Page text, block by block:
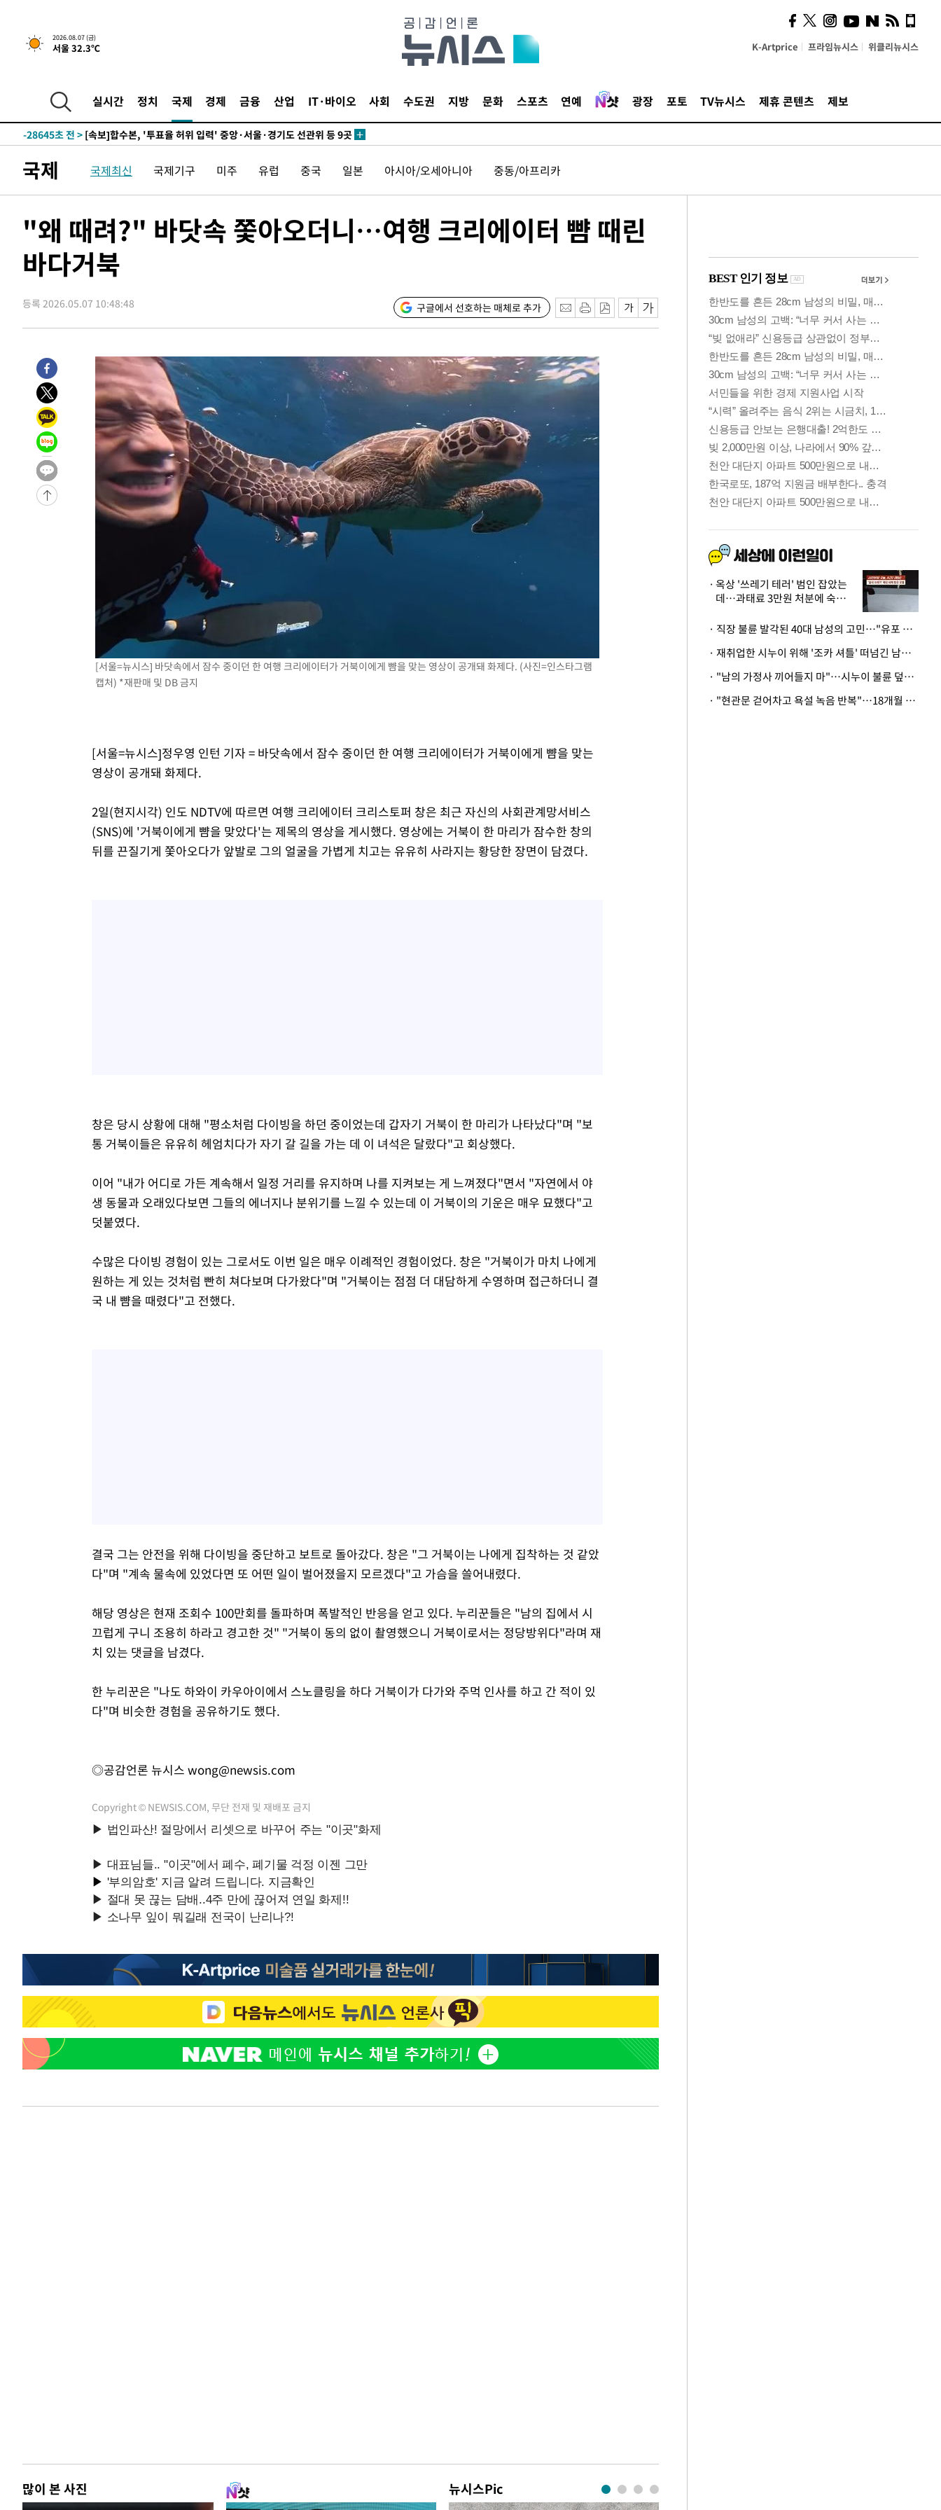
2026.08.07 (금)
서울 32.3℃ K-Artprice 프라임뉴시스 위클리뉴시스
실시간 정치 국제 경제 금융 산업 IT·바이오 사회 수도권 지방 문화 스포츠 연예 광장 포토 TV뉴시스 제휴 콘텐츠 제보
-14143초 전 >[속보] 뉴욕증시, 일제 하락 마감…나스닥 0.06%↓
-31807초 전 >민주 콩고 에볼라환자 4천명 돌파, 4053명 발생 1850명 사망
-30251초 전 >
"미 전국적 살모네라 식중독 원인은 멕시코산 할라피뇨"-- CDC
-28764초 전 >
-28645초 전 > [속보]합수본, '투표율 허위 입력' 중앙·서울·경기도 선관위 등 9곳
-28196초 전 >
[속보]삼성전자·SK하이닉스 동반 강보합…1%대 상승 출발
-28182초 전 >[속보]코스닥, 5.95포인트(0.74%) 상승한 807.62개장
-25315초 전 > 시리아 다마스쿠스 교외에서 미니버스 폭발.. 14명 부상, 3명은 중
-24613초 전 >입추에도 극한더위…서울 낮 39도 '폭염중대경보'
-19577초 전 > 이란, 호르무즈서 "적국 목표물들"과 대치로 남부 케슘섬에서 두차
발효
-16443초 전 >[속보]트럼프, 美 원정출산 금지 행정명령 서명
-14143초 전 >[속보] 뉴욕증시, 일제 하락 마감…나스닥 0.06%↓
-31057초 전 >
[속보]'300억원대 사기 혐의' 차가원 대표 구속 송치
-30251초 전 >
"미 전국적 살모네라 식중독 원인은 멕시코산 할라피뇨"-- CDC
-28764초 전 >
[속보]경찰·노동부, HL만도 평택사업장 끼임 사망 관련 압수수색
-28645초 전 >
[속보]합수본, '투표율 허위 입력' 중앙·서울·경기도 선관위 등 9곳
압수수색
-28400초 전 >
[속보]원·달러 환율, 오전 9시 1423.8원
-28196초 전 >
[속보]삼성전자·SK하이닉스 동반 강보합…1%대 상승 출발
-28182초 전 >
[속보]코스닥, 5.95포인트(0.74%) 상승한 807.62개장
-28150초 전 >
[속보]코스피, 6300선 재탈환…1.09% 오른 6365.07 개장
시리아 다마스쿠스 교외에서 미니버스 폭발.. 14명 부상, 3명은 중
입추에도 극한더위…서울 낮 39도 '폭염중대경보'
이란, 호르무즈서 "적국 목표물들"과 대치로 남부 케슘섬에서 두차
[속보]美, 폴리실리콘 수입 규제…파생제품 15% 관세, 120일 후
[속보]트럼프, 美 원정출산 금지 행정명령 서명
[속보] 뉴욕증시, 일제 하락 마감…나스닥 0.06%↓
국제 국제최신 국제기구 미주 유럽 중국 일본 아시아/오세아니아 중동/아프리카
"왜 때려?" 바닷속 쫓아오더니…여행 크리에이터 뺨 때린
바다거북
등록 2026.05.07 10:48:48 구글에서 선호하는 매체로 추가
[서울=뉴시스] 바닷속에서 잠수 중이던 한 여행 크리에이터가 거북이에게 뺨을 맞는 영상이 공개돼 화제다. (사진=인스타그램
캡처) *재판매 및 DB 금지
[서울=뉴시스]정우영 인턴 기자 = 바닷속에서 잠수 중이던 한 여행 크리에이터가 거북이에게 뺨을 맞는
영상이 공개돼 화제다.
2일(현지시각) 인도 NDTV에 따르면 여행 크리에이터 크리스토퍼 창은 최근 자신의 사회관계망서비스
(SNS)에 '거북이에게 뺨을 맞았다'는 제목의 영상을 게시했다. 영상에는 거북이 한 마리가 잠수한 창의
뒤를 끈질기게 쫓아오다가 앞발로 그의 얼굴을 가볍게 치고는 유유히 사라지는 황당한 장면이 담겼다.
창은 당시 상황에 대해 "평소처럼 다이빙을 하던 중이었는데 갑자기 거북이 한 마리가 나타났다"며 "보
통 거북이들은 유유히 헤엄치다가 자기 갈 길을 가는 데 이 녀석은 달랐다"고 회상했다.
이어 "내가 어디로 가든 계속해서 일정 거리를 유지하며 나를 지켜보는 게 느껴졌다"면서 "자연에서 야
생 동물과 오래있다보면 그들의 에너지나 분위기를 느낄 수 있는데 이 거북이의 기운은 매우 묘했다"고
덧붙였다.
수많은 다이빙 경험이 있는 그로서도 이번 일은 매우 이례적인 경험이었다. 창은 "거북이가 마치 나에게
원하는 게 있는 것처럼 빤히 쳐다보며 다가왔다"며 "거북이는 점점 더 대담하게 수영하며 접근하더니 결
국 내 뺨을 때렸다"고 전했다.
결국 그는 안전을 위해 다이빙을 중단하고 보트로 돌아갔다. 창은 "그 거북이는 나에게 집착하는 것 같았
다"며 "계속 물속에 있었다면 또 어떤 일이 벌어졌을지 모르겠다"고 가슴을 쓸어내렸다.
해당 영상은 현재 조회수 100만회를 돌파하며 폭발적인 반응을 얻고 있다. 누리꾼들은 "남의 집에서 시
끄럽게 구니 조용히 하라고 경고한 것" "거북이 동의 없이 촬영했으니 거북이로서는 정당방위다"라며 재
치 있는 댓글을 남겼다.
한 누리꾼은 "나도 하와이 카우아이에서 스노클링을 하다 거북이가 다가와 주먹 인사를 하고 간 적이 있
다"며 비슷한 경험을 공유하기도 했다.
◎공감언론 뉴시스 wong@newsis.com
Copyright © NEWSIS.COM, 무단 전재 및 재배포 금지
많이 본 사진 뉴시스Pic
시, 스마트폰 액세서리에
NFC 더했다
옥상 '쓰레기 테러' 범인 잡았는
데…과태료 3만원 처분에 숙박업
· 직장 불륜 발각된 40대 남성의 고민…"유포 동료 명예훼손·협박죄 고소 가능할까"
· 재취업한 시누이 위해 '조카 셔틀' 떠넘긴 남편…아내 "난 못한다"
· "남의 가정사 끼어들지 마"…시누이 불륜 덮으려는 남편에 억울한 아내
· "현관문 걷어차고 욕설 녹음 반복"…18개월 아기 키우는 집 뒤흔든 '앞집의 비극'